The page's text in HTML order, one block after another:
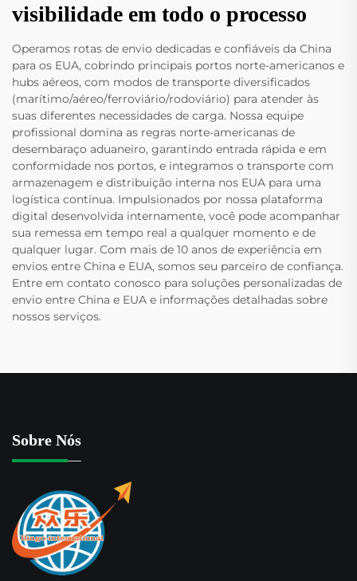
visibilidade em todo o processo
Operamos rotas de envio dedicadas e confiáveis da China
para os EUA, cobrindo principais portos norte-americanos e
hubs aéreos, com modos de transporte diversificados
(marítimo/aéreo/ferroviário/rodoviário) para atender às
suas diferentes necessidades de carga. Nossa equipe
profissional domina as regras norte-americanas de
desembaraço aduaneiro, garantindo entrada rápida e em
conformidade nos portos, e integramos o transporte com
armazenagem e distribuição interna nos EUA para uma
logística contínua. Impulsionados por nossa plataforma
digital desenvolvida internamente, você pode acompanhar
sua remessa em tempo real a qualquer momento e de
qualquer lugar. Com mais de 10 anos de experiência em
envios entre China e EUA, somos seu parceiro de confiança.
Entre em contato conosco para soluções personalizadas de
envio entre China e EUA e informações detalhadas sobre
nossos serviços.
Sobre Nós